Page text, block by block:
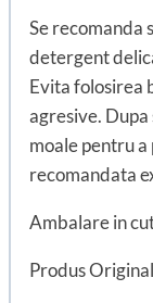
Se recomanda
detergent
Evita folosirea
agresive. Dupa
moale pentru
recomandata
Ambalare in
Produs Original